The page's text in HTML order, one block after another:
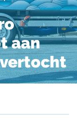
aan